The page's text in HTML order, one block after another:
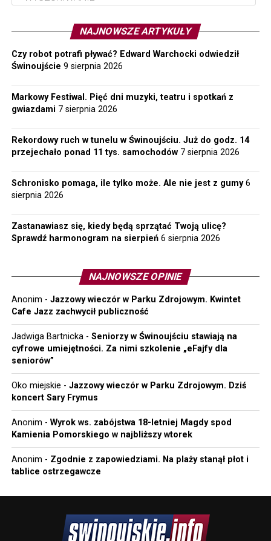
NAJNOWSZE ARTYKUŁY
Czy robot potrafi pływać? Edward Warchocki odwiedził
Świnoujście 9 sierpnia 2026
Markowy Festiwal. Pięć dni muzyki, teatru i spotkań z
gwiazdami 7 sierpnia 2026
Rekordowy ruch w tunelu w Świnoujściu. Już do godz. 14
przejechało ponad 11 tys. samochodów 7 sierpnia 2026
Schronisko pomaga, ile tylko może. Ale nie jest z gumy 6
sierpnia 2026
Zastanawiasz się, kiedy będą sprzątać Twoją ulicę?
Sprawdź harmonogram na sierpień 6 sierpnia 2026
NAJNOWSZE OPINIE
Anonim - Jazzowy wieczór w Parku Zdrojowym. Kwintet
Cafe Jazz zachwycił publiczność
Jadwiga Bartnicka- Seniorzy w Świnoujściu stawiają na
cyfrowe umiejętności. Za nimi szkolenie „eFajfy dla
seniorów”
Oko miejskie - Jazzowy wieczór w Parku Zdrojowym. Dziś
koncert Sary Frymus
Anonim - Wyrok ws. zabójstwa 18-letniej Magdy spod
Kamienia Pomorskiego w najbliższy wtorek
Anonim - Zgodnie z zapowiedziami. Na plaży stanął płot i
tablice ostrzegawcze